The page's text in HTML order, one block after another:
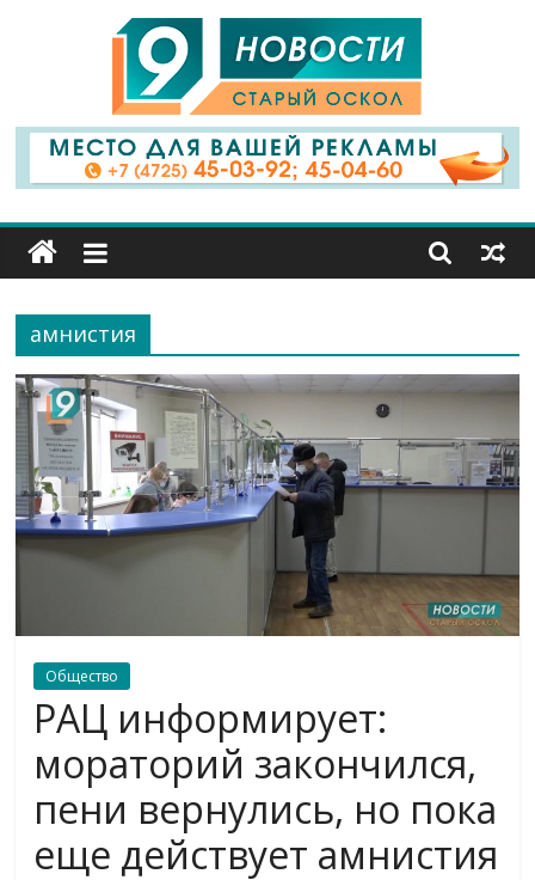
9
Канал
Старый
Оскол
амнистия
Общество
РАЦ информирует:
мораторий закончился,
пени вернулись, но пока
еще действует амнистия